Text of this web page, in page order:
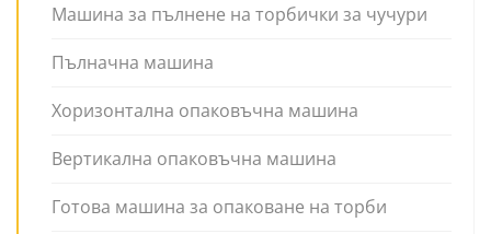
Машина за пълнене на торбички за чучури
Пълначна машина
Хоризонтална опаковъчна машина
Вертикална опаковъчна машина
Готова машина за опаковане на торби